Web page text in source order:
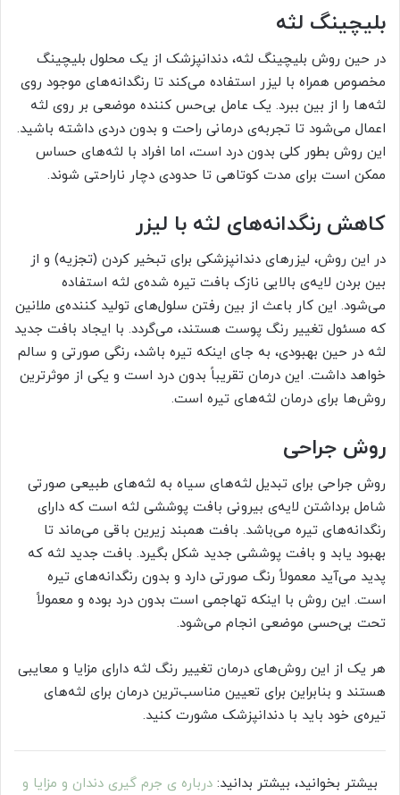
بلیچینگ لثه
در حین روش بلیچینگ لثه، دندانپزشک از یک محلول بلیچینگ
مخصوص همراه با لیزر استفاده می‌کند تا رنگدانه‌های موجود روی
لثه‌ها را از بین ببرد. یک عامل بی‌حس کننده موضعی بر روی لثه
اعمال می‌شود تا تجربه‌ی درمانی راحت و بدون دردی داشته باشید.
این روش بطور کلی بدون درد است، اما افراد با لثه‌های حساس
ممکن است برای مدت کوتاهی تا حدودی دچار ناراحتی شوند.
کاهش رنگدانه‌های لثه با لیزر
در این روش، لیزرهای دندانپزشکی برای تبخیر کردن (تجزیه) و از
بین بردن لایه‌ی بالایی نازک بافت تیره شده‌ی لثه استفاده
می‌شود. این کار باعث از بین رفتن سلول‌های تولید کننده‌ی ملانین
که مسئول تغییر رنگ پوست هستند، می‌گردد. با ایجاد بافت جدید
لثه در حین بهبودی، به جای اینکه تیره باشد، رنگی صورتی و سالم
خواهد داشت. این درمان تقریباً بدون درد است و یکی از موثرترین
روش‌ها برای درمان لثه‌های تیره است.
روش جراحی
روش جراحی برای تبدیل لثه‌های سیاه به لثه‌های طبیعی صورتی
شامل برداشتن لایه‌ی بیرونی بافت پوششی لثه است که دارای
رنگدانه‌های تیره می‌باشد. بافت همبند زیرین باقی می‌ماند تا
بهبود یابد و بافت پوششی جدید شکل بگیرد. بافت جدید لثه که
پدید می‌آید معمولاً رنگ صورتی دارد و بدون رنگدانه‌های تیره
است. این روش با اینکه تهاجمی است بدون درد بوده و معمولاً
تحت بی‌حسی موضعی انجام می‌شود.
هر یک از این روش‌های درمان تغییر رنگ لثه دارای مزایا و معایبی
هستند و بنابراین برای تعیین مناسب‌ترین درمان برای لثه‌های
تیره‌ی خود باید با دندانپزشک مشورت کنید.
بیشتر بخوانید، بیشتر بدانید: درباره ی جرم گیری دندان و مزایا و